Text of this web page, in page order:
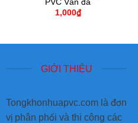
PVC Vân đá
1,000₫
GIỚI THIỆU
Tongkhonhuapvc.com là đơn
vị phân phối và thi công các